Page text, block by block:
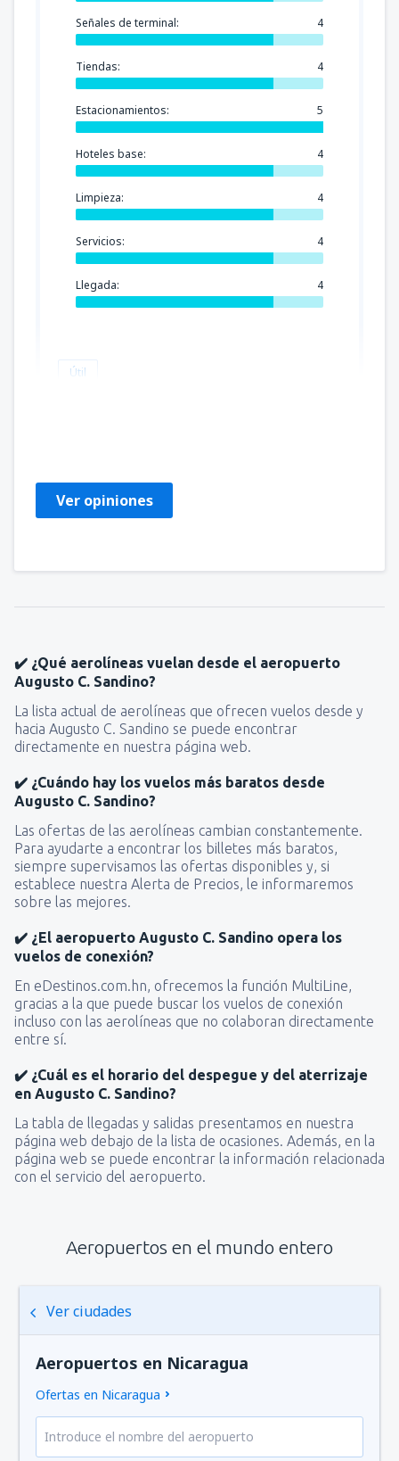
Señales de terminal: 4
Tiendas: 4
Estacionamientos: 5
Hoteles base: 4
Limpieza: 4
Servicios: 4
Llegada: 4
Útil
Ver opiniones
✔️ ¿Qué aerolíneas vuelan desde el aeropuerto
Augusto C. Sandino?
La lista actual de aerolíneas que ofrecen vuelos desde y
hacia Augusto C. Sandino se puede encontrar
directamente en nuestra página web.
✔️ ¿Cuándo hay los vuelos más baratos desde
Augusto C. Sandino?
Las ofertas de las aerolíneas cambian constantemente.
Para ayudarte a encontrar los billetes más baratos,
siempre supervisamos las ofertas disponibles y, si
establece nuestra Alerta de Precios, le informaremos
sobre las mejores.
✔️ ¿El aeropuerto Augusto C. Sandino opera los
vuelos de conexión?
En eDestinos.com.hn, ofrecemos la función MultiLine,
gracias a la que puede buscar los vuelos de conexión
incluso con las aerolíneas que no colaboran directamente
entre sí.
✔️ ¿Cuál es el horario del despegue y del aterrizaje
en Augusto C. Sandino?
La tabla de llegadas y salidas presentamos en nuestra
página web debajo de la lista de ocasiones. Además, en la
página web se puede encontrar la información relacionada
con el servicio del aeropuerto.
Aeropuertos en el mundo entero
Ver ciudades
Aeropuertos en Nicaragua
Ofertas en Nicaragua